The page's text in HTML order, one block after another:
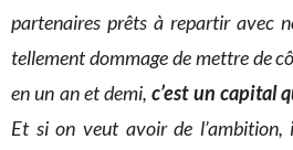
partenaires prêts à repartir avec
tellement dommage de mettre de
en un an et demi,c’est un capital
Et si on veut avoir de